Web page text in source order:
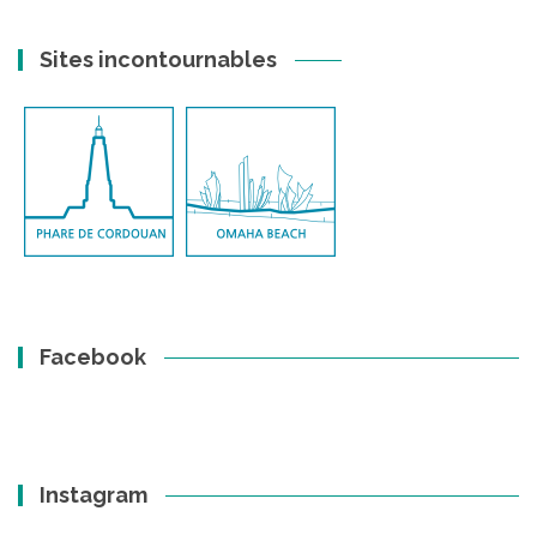
Sites incontournables
Facebook
Instagram